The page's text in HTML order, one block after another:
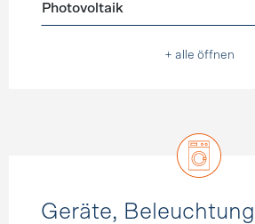
Photovoltaik
+ alle öffnen
Geräte, Beleuchtung